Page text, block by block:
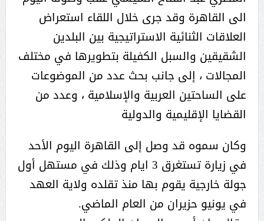
الى القاهرة وقد جرى خلال اللقاء استعراض
العلاقات الثنائية الاستراتيجية بين البلدين
الشقيقين والسبل الكفيلة بتطويرها في مختلف
المجالات ، إلى جانب بحث عدد من الموضوعات
على الساحتين العربية والإسلامية ، وعدد من
القضايا الإقليمية والدولية
وكان سموه قد وصل إلى القاهرة اليوم الأحد
في زيارة تستغرق 3 ايام وذلك في مستهل أول
جولة خارجية يقوم بها منذ تقلده ولاية العهد
في يونيو حزيران من العام الماضي.